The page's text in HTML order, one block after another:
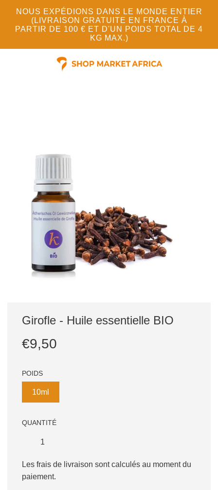
NOUS EXPÉDIONS DANS LE MONDE ENTIER
(LIVRAISON GRATUITE EN FRANCE À
PARTIR DE 100 € ET D'UN POIDS TOTAL DE 4
KG MAX.)
Girofle - Huile essentielle BIO
Prix
réduit
Prix
régulier
€9,50
POIDS
10ml
QUANTITÉ
Les frais de livraison sont calculés au moment du
paiement.